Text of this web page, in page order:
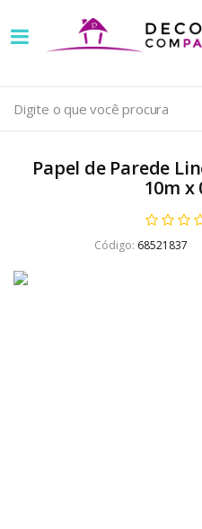
Decore
com
papel
é
pioneira
venda
Papel de Parede
10m x
Código: 68521837